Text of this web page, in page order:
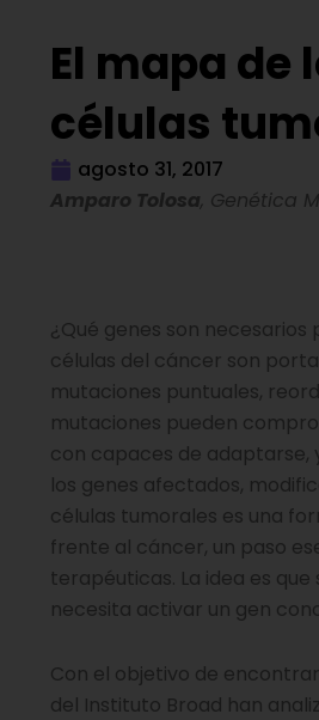
El mapa de
células
agosto 31, 2017
Amparo Tolosa, Genética
¿Qué genes son
células del cáncer son
mutaciones puntuales,
mutaciones pueden
con capaces de adaptarse,
los genes afectados,
células tumorales es una
frente al cáncer, un paso
terapéuticas. La idea es
necesita activar un gen
Con el objetivo de
del Instituto Broad han